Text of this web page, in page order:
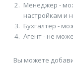
Менеджер -
настройкам и
Бухгалтер -
Агент - не
Вы можете